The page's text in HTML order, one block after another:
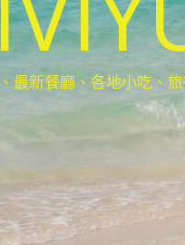
最新餐廳、各地小吃、